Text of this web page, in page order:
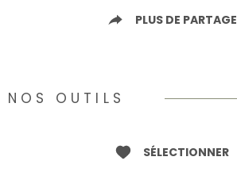
PLUS DE PARTAGE
NOS OUTILS
SÉLECTIONNER